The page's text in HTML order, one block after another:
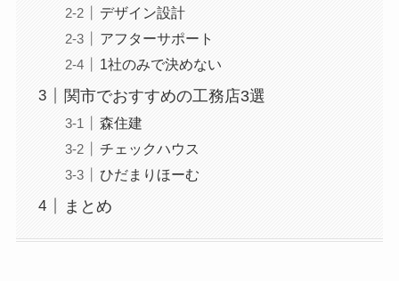
デザイン設計
アフターサポート
1社のみで決めない
関市でおすすめの工務店3選
森住建
チェックハウス
ひだまりほーむ
まとめ